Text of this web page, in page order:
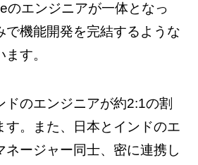
のエンジニアが一体となっ
で機能開発を完結するような
す。
ドのエンジニアが約2:1の割
す。また、日本とインドのエ
ネージャー同士、密に連携し